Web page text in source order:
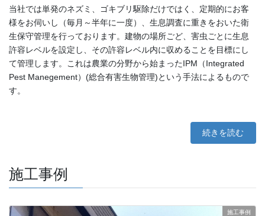
当社では単発のネズミ、ゴキブリ駆除だけではく、定期的にお客
様をお伺いし（毎月～半年に一度）、生息調査に重きをおいた衛
生保守管理を行っております。建物の場所ごど、害虫ごとに生息
許容レベルを設定し、その許容レベル内に収めることを目標にし
て管理します。これは農業の分野から始まったIPM（Integrated
Pest Manegement）(総合有害生物管理)という手法によるもので
す。
続きを読む
施工事例
施工事例